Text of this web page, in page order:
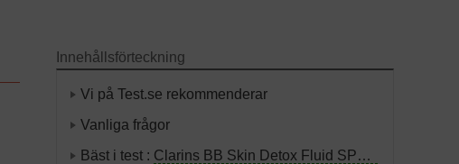
Innehållsförteckning
Vi på Test.se rekommenderar
Vanliga frågor
Bäst i test : Clarins BB Skin Detox Fluid SPF25